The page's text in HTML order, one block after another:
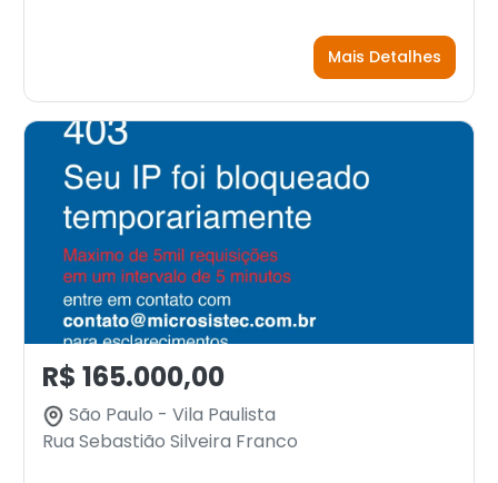
Mais Detalhes
R$ 165.000,00
São Paulo - Vila Paulista
Rua Sebastião Silveira Franco